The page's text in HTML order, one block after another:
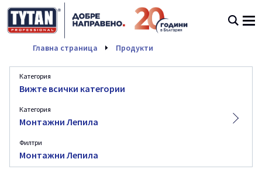
Главна страница Продукти
Категория
Вижте всички категории
Категория
Монтажни Лепила
Филтри
Монтажни Лепила